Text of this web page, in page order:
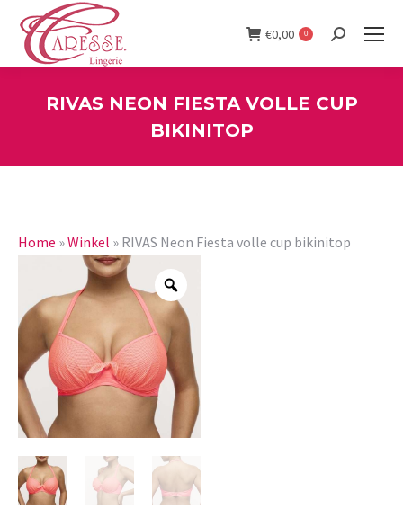
€0,00 0 Search:
RIVAS NEON FIESTA VOLLE CUP
BIKINITOP
Home »Winkel » RIVAS Neon Fiesta volle cup bikinitop